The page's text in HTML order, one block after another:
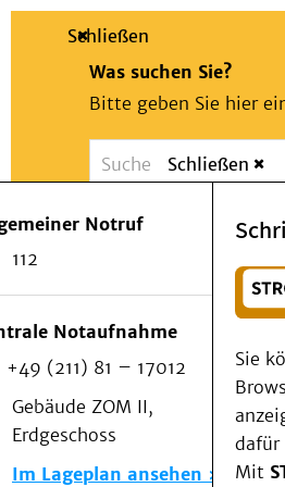
Suche
Schließen
Was suchen Sie?
Bitte geben Sie hier
Suchen
Wählen Sie ein
Notfall
Schließen
Notruf
112
Notaufnahme
+49 (211) 81 – 17012
Gebäude ZOM II,
Erdgeschoss
Im Lageplan ansehen
Sie
Mit
Patienten & Besucher
Als Patient am UKD
Beratung und
Veranstaltungen
Kommunikation im
Notfall
Forschung & Lehre
Medizinische Fakultät